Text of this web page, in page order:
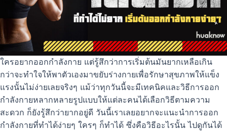
ใครอยากออกกำลังกาย แต่รู้สึกว่าการเริ่มต้นมันยากเหลือเกิน
กว่าจะทำใจให้พาตัวเองมาขยับร่างกายเพื่อรักษาสุขภาพให้แข็ง
แรงนั้นไม่ง่ายเลยจริงๆ แม้ว่าทุกวันนี้จะมีเทคนิคและวิธีการออก
กำลังกายหลากหลายรูปแบบให้แต่ละคนได้เลือกวิธีตามความ
สะดวก ก็ยังรู้สึกว่ายากอยู่ดี วันนี้เราเลยอยากจะแนะนำการออก
กำลังกายที่ทำได้ง่ายๆ ใครๆ ก็ทำได้ ซึ่งคือวิธีอะไรนั้น ไปดูกันได้